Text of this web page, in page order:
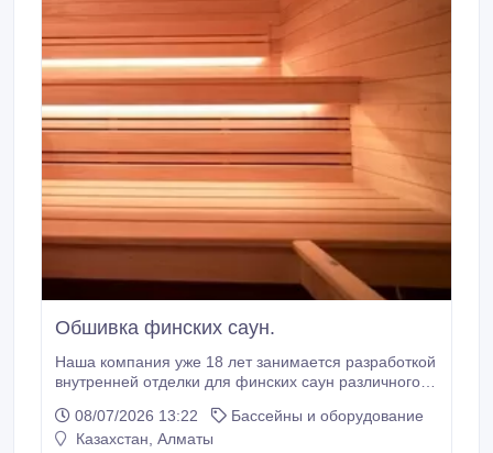
Обшивка финских саун.
Наша компания уже 18 лет занимается разработкой
внутренней отделки для финских саун различного
проект отделки, но и помочь в подборе и закупке
материалов, а также взять на себя все хлопоты по
08/07/2026 13:22
Бассейны и оборудование
Казахстан, Алматы